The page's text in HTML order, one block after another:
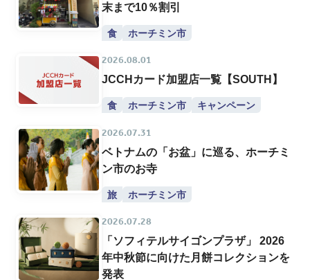
末まで10％割引
食 ホーチミン市
2026.08.01
JCCHカード加盟店一覧【SOUTH】
食 ホーチミン市 キャンペーン
2026.07.31
ベトナムの「お盆」に巡る、ホーチミ
ン市のお寺
旅 ホーチミン市
2026.07.28
「ソフィテルサイゴンプラザ」 2026
年中秋節に向けた月餅コレクションを
発表